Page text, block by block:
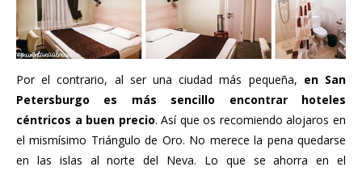
Por el contrario, al ser una ciudad más pequeña, en San
Petersburgo es más sencillo encontrar hoteles
céntricos a buen precio. Así que os recomiendo alojaros en
el mismísimo Triángulo de Oro. No merece la pena quedarse
en las islas al norte del Neva. Lo que se ahorra en el